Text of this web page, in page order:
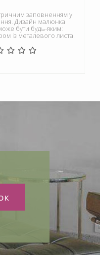
заповненням у
Дизайн малюнка
бути будь-яким:
із металевого листа.